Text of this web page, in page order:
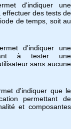
d'indiquer une
des tests de
de temps, soit au
d'indiquer une
à tester une
sans aucune
d'indiquer que le
permettant de
et composantes